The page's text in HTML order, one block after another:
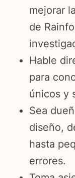
mejorar
de
Hable
para
únicos y
Sea
diseño,
hasta
errores.